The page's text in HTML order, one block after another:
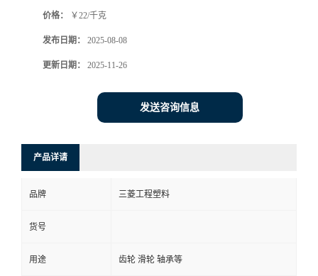
价格： ￥22/千克
发布日期： 2025-08-08
更新日期： 2025-11-26
发送咨询信息
产品详请
品牌 三菱工程塑料
货号
用途 齿轮 滑轮 轴承等